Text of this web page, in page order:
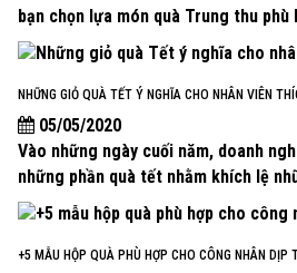
bạn chọn lựa món quà Trung thu
NHỮNG GIỎ QUÀ TẾT Ý NGHĨA CHO NHÂN VIÊN
05/05/2020
Vào những ngày cuối năm, doanh
những phần quà tết nhằm khích lệ
+5 MẪU HỘP QUÀ PHÙ HỢP CHO CÔNG NHÂN DỊP